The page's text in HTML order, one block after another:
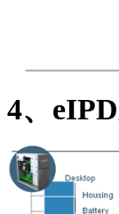
4、 eIPD